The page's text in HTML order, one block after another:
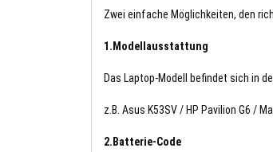
Zwei einfache Möglichkeiten, den
1.Modellausstattung
Das Laptop-Modell befindet sich in
z.B. Asus K53SV / HP Pavilion G6 /
2.Batterie-Code